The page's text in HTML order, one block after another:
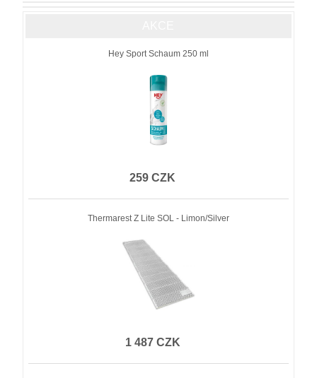
Hey Sport Schaum 250 ml
259 CZK
Thermarest Z Lite SOL - Limon/Silver
1 487 CZK